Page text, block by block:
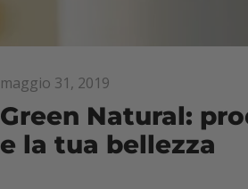
maggio 31, 2019
Green Natural:
e la tua bellezza